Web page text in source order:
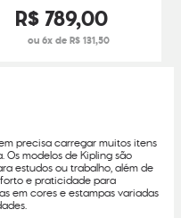
R$789,00
ou 6x de R$ 131,50
precisa carregar muitos itens
modelos de Kipling são
estudos ou trabalho, além de
e praticidade para
em cores e estampas variadas